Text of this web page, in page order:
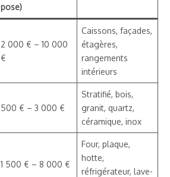
pose)
2 000 € – 10 000
€
Caissons, façades,
étagères,
rangements
intérieurs
500 € – 3 000 €
Stratifié, bois,
granit, quartz,
céramique, inox
1 500 € – 8 000 €
Four, plaque,
hotte,
réfrigérateur, lave-